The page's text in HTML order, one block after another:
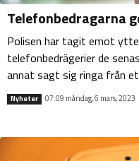
Telefonbedragarna
Polisen har tagit emot
telefonbedrägerier de
annat sagt sig ringa från
Nyheter 07:09 måndag, 6 mars, 2023